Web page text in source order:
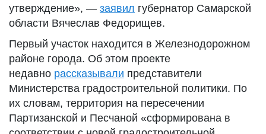
утверждение», — заявил губернатор Самарской
области Вячеслав Федорищев.
Первый участок находится в Железнодорожном
районе города. Об этом проекте
недавно рассказывали представители
Министерства градостроительной политики. По
их словам, территория на пересечении
Партизанской и Песчаной «сформирована в